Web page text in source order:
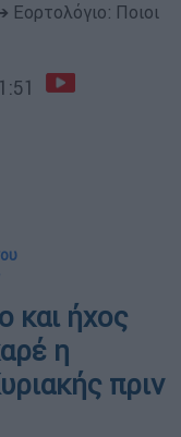
Εορτολόγιο: Ποιοι
και ήχος
η
πριν